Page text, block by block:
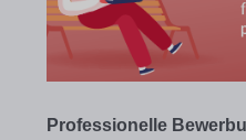
Professionelle